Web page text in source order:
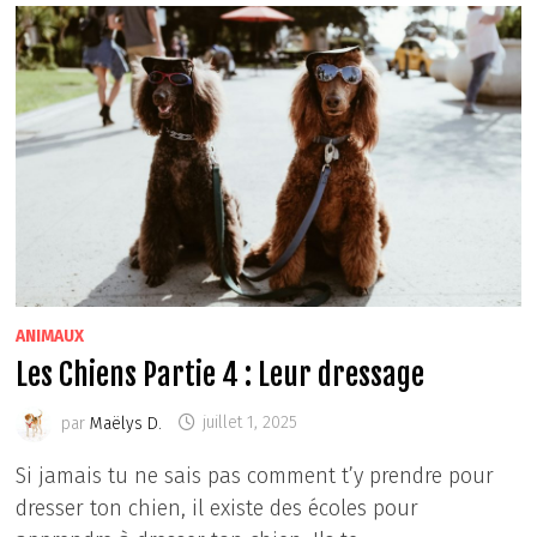
VIVRE
SEUL
OU
À
DEUX
?
ANIMAUX
Les Chiens Partie 4 : Leur dressage
parMaëlys D. juillet 1, 2025
Si jamais tu ne sais pas comment t’y prendre pour
dresser ton chien, il existe des écoles pour